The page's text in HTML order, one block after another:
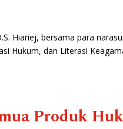
Hiariej, bersama para
Hukum, dan Literasi
Produk